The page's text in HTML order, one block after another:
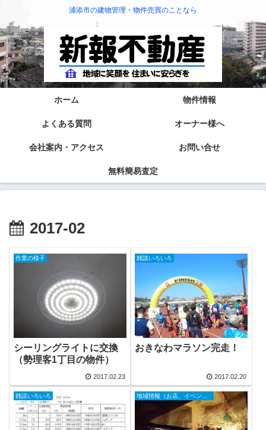
浦添市の建物管理・物件売買のことなら
ホーム 物件情報
よくある質問 オーナー様へ
会社案内・アクセス お問い合せ
無料簡易査定
2017-02
作業の様子
シーリングライトに交換
（勢理客1丁目の物件）
2017.02.23
雑談いろいろ
おきなわマラソン完走！
2017.02.20
雑談いろいろ